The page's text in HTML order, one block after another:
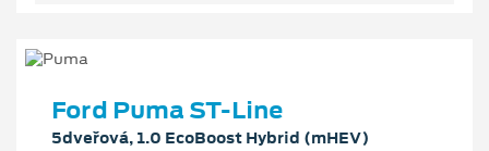
Ford Puma ST-Line
5dveřová, 1.0 EcoBoost Hybrid (mHEV)